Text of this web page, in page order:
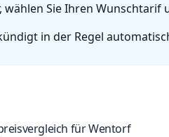
wählen Sie Ihren Wunschtarif
in der Regel
für Wentorf